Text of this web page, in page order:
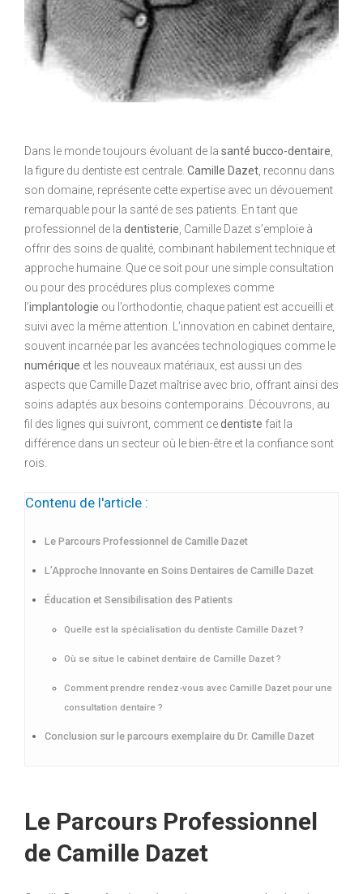
Dans le monde toujours évoluant de la santé bucco-dentaire
la figure du dentiste est centrale. Camille Dazet , reconnu dans
son domaine, représente cette expertise avec un dévouement
remarquable pour la santé de ses patients. En tant que
professionnel de la dentisterie , Camille Dazet s’emploie à
offrir des soins de qualité, combinant habilement technique et
approche humaine. Que ce soit pour une simple consultation
ou pour des procédures plus complexes comme
l’implantologie ou l’orthodontie, chaque patient est accueilli et
suivi avec la même attention. L’innovation en cabinet dentaire,
souvent incarnée par les avancées technologiques comme le
numérique et les nouveaux matériaux, est aussi un des
aspects que Camille Dazet maîtrise avec brio, offrant ainsi des
soins adaptés aux besoins contemporains. Découvrons, au
fil des lignes qui suivront, comment cedentiste fait la
différence dans un secteur où le bien-être et la confiance sont
rois.
Contenu de l'article :
Le Parcours Professionnel de Camille Dazet
L’Approche Innovante en Soins Dentaires de Camille Dazet
Éducation et Sensibilisation des Patients
Quelle est la spécialisation du dentiste Camille Dazet ?
Où se situe le cabinet dentaire de Camille Dazet ?
Comment prendre rendez-vous avec Camille Dazet pour une
consultation dentaire ?
Conclusion sur le parcours exemplaire du Dr. Camille Dazet
Le Parcours Professionnel
de Camille Dazet